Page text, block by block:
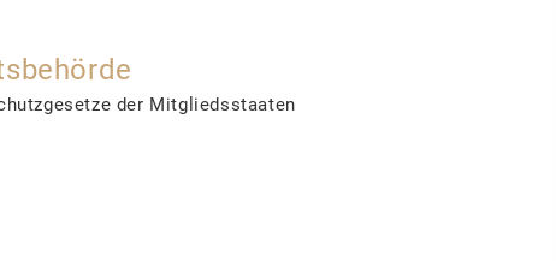
der Mitgliedsstaaten